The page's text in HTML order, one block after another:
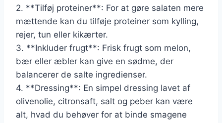
2. **Tilføj proteiner**: For at gøre salaten mere
mættende kan du tilføje proteiner som kylling,
rejer, tun eller kikærter.
3. **Inkluder frugt**: Frisk frugt som melon,
bær eller æbler kan give en sødme, der
balancerer de salte ingredienser.
4. **Dressing**: En simpel dressing lavet af
olivenolie, citronsaft, salt og peber kan være
alt, hvad du behøver for at binde smagene